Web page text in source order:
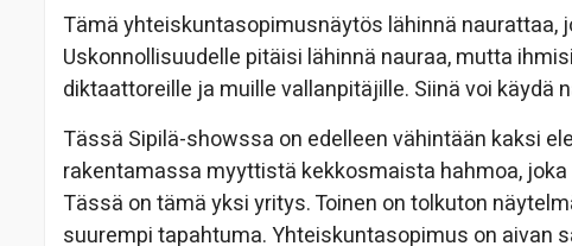
Tämä yhteiskuntasopimusnäytös lähinnä naurattaa,
Uskonnollisuudelle pitäisi lähinnä nauraa, mutta
diktaattoreille ja muille vallanpitäjille. Siinä voi käydä
Tässä Sipilä-showssa on edelleen vähintään kaksi
rakentamassa myyttistä kekkosmaista hahmoa,
Tässä on tämä yksi yritys. Toinen on tolkuton
suurempi tapahtuma. Yhteiskuntasopimus on aivan